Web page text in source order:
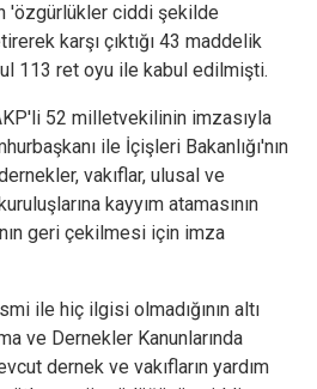
'özgürlükler ciddi şekilde
karşı çıktığı 43 maddelik
113 ret oyu ile kabul edilmişti.
52 milletvekilinin imzasıyla
ile İçişleri Bakanlığı'nın
vakıflar, ulusal ve
kayyım atamasının
geri çekilmesi için imza
ile hiç ilgisi olmadığının altı
ve Dernekler Kanunlarında
dernek ve vakıfların yardım